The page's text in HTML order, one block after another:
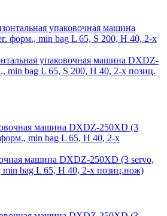
упаковочная машина DXDZ-
min bag L 65, S 200, H 40, 2-х позиц.
машина DXDZ-250XD (3 servo,
min bag L 65, H 40, 2-х позиц.нож)